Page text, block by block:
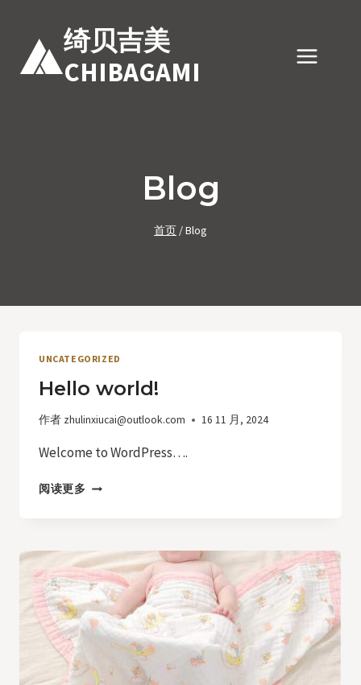
绮贝吉美
CHIBAGAMI
Blog
首页 /Blog
UNCATEGORIZED
Hello world!
作者 zhulinxiucai@outlook.com 16 11 月, 2024
Welcome to WordPress….
阅读更多HELLO